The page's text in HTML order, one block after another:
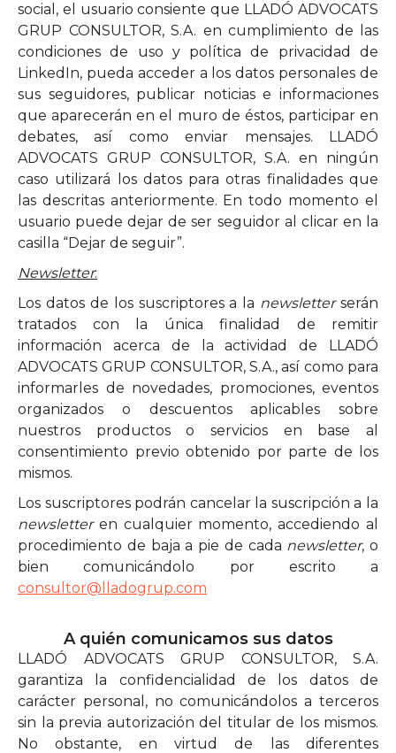
social, el usuario consiente que LLADÓ ADVOCATS
GRUP CONSULTOR, S.A. en cumplimiento de las
condiciones de uso y política de privacidad de
LinkedIn, pueda acceder a los datos personales de
sus seguidores, publicar noticias e informaciones
que aparecerán en el muro de éstos, participar en
debates, así como enviar mensajes. LLADÓ
ADVOCATS GRUP CONSULTOR, S.A. en ningún
caso utilizará los datos para otras finalidades que
las descritas anteriormente. En todo momento el
usuario puede dejar de ser seguidor al clicar en la
casilla “Dejar de seguir”.
Newsletter:
Los datos de los suscriptores a la newsletterserán
tratados con la única finalidad de remitir
información acerca de la actividad de LLADÓ
ADVOCATS GRUP CONSULTOR, S.A., así como para
informarles de novedades, promociones, eventos
organizados o descuentos aplicables sobre
nuestros productos o servicios en base al
consentimiento previo obtenido por parte de los
mismos.
Los suscriptores podrán cancelar la suscripción a la
newsletteren cualquier momento, accediendo al
procedimiento de baja a pie de cada newsletter, o
bien comunicándolo por escrito a
consultor@lladogrup.com
A quién comunicamos sus datos
LLADÓ ADVOCATS GRUP CONSULTOR, S.A.
garantiza la confidencialidad de los datos de
carácter personal, no comunicándolos a terceros
sin la previa autorización del titular de los mismos.
No obstante, en virtud de las diferentes